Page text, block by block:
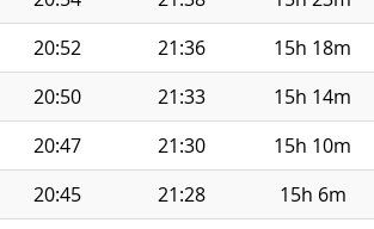
20:52 21:36
15h 18m
20:50 21:33
15h 14m
20:47 21:30
15h 10m
20:45 21:28
15h 6m